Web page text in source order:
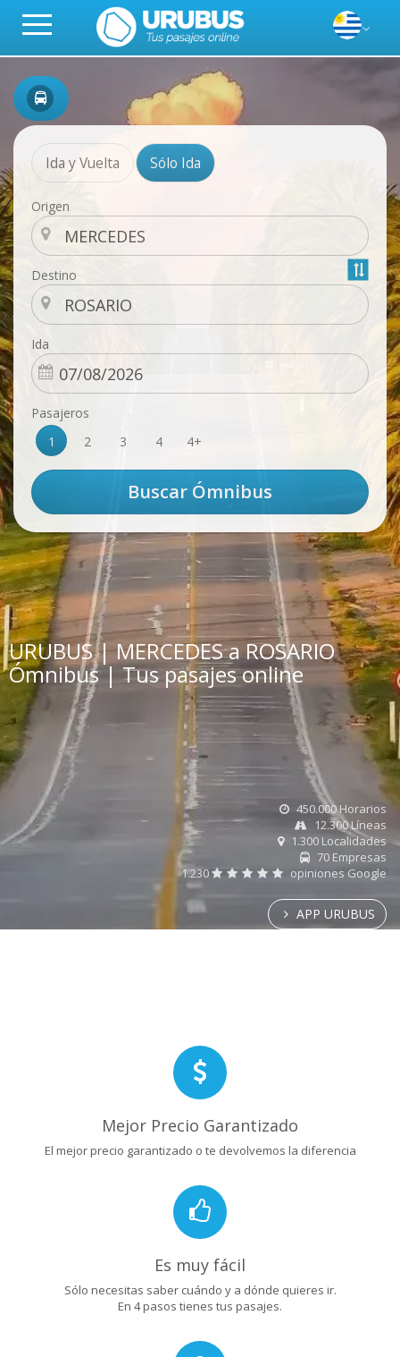
Ida y Vuelta Sólo Ida
Origen
Destino
Ida
Pasajeros
1
2 3 4 4+
URUBUS | MERCEDES a ROSARIO
Ómnibus | Tus pasajes online
450.000 Horarios
12.300 Líneas
1.300 Localidades
70 Empresas
1.230
opiniones Google
APP URUBUS
Mejor Precio Garantizado
El mejor precio garantizado o te devolvemos la diferencia
Es muy fácil
Sólo necesitas saber cuándo y a dónde quieres ir.
En 4 pasos tienes tus pasajes.